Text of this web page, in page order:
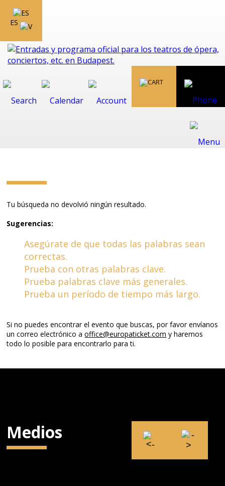
ES
Tu búsqueda no devolvió ningún resultado.
Sugerencias:
Asegúrate de que todas las palabras sean
correctas.
Prueba con otras palabras clave.
Prueba palabras clave más generales.
Prueba un período de tiempo más largo.
Si no puedes encontrar el evento que buscas, por favor envíanos
un correo electrónico aoffice@europaticket.com y haremos
todo lo posible para encontrarlo para ti.
Medios